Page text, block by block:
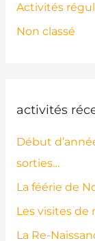
Activités
Non classé
activités
Début
sorties…
La féérie de
Les visites de
La Re-